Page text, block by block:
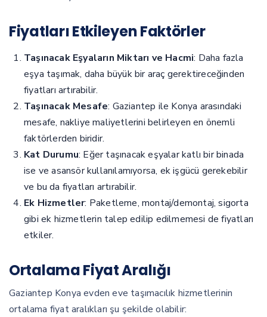
Fiyatları Etkileyen Faktörler
Taşınacak Eşyaların Miktarı ve Hacmi: Daha fazla
eşya taşımak, daha büyük bir araç gerektireceğinden
fiyatları artırabilir.
Taşınacak Mesafe: Gaziantep ile Konya arasındaki
mesafe, nakliye maliyetlerini belirleyen en önemli
faktörlerden biridir.
Kat Durumu: Eğer taşınacak eşyalar katlı bir binada
ise ve asansör kullanılamıyorsa, ek işgücü gerekebilir
ve bu da fiyatları artırabilir.
Ek Hizmetler: Paketleme, montaj/demontaj, sigorta
gibi ek hizmetlerin talep edilip edilmemesi de fiyatları
etkiler.
Ortalama Fiyat Aralığı
Gaziantep Konya evden eve taşımacılık hizmetlerinin
ortalama fiyat aralıkları şu şekilde olabilir: